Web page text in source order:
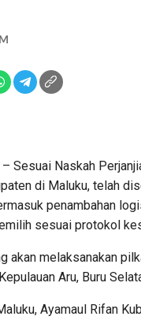
Sesuai Naskah
di Maluku, telah
penambahan
sesuai protokol
akan melaksanakan
Aru, Buru
Ayamaul Rifan